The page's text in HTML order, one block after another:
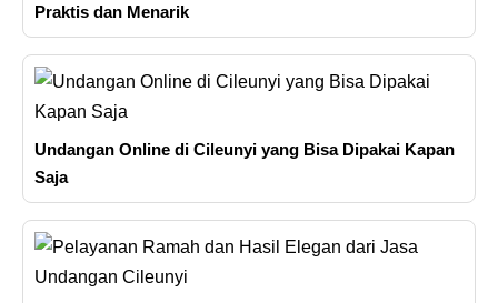
Praktis dan Menarik
Undangan Online di Cileunyi yang Bisa Dipakai Kapan
Saja